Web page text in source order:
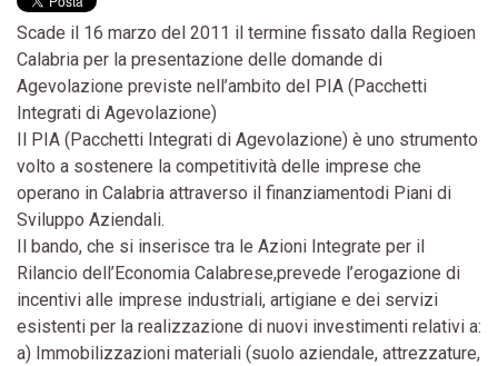
Scade il 16 marzo del 2011 il termine fissato dalla Regioen
Calabria per la presentazione delle domande di
Agevolazione previste nell’ambito del PIA (Pacchetti
Integrati di Agevolazione)
Il PIA (Pacchetti Integrati di Agevolazione) è uno strumento
volto a sostenere la competitività delle imprese che
operano in Calabria attraverso il finanziamentodi Piani di
Sviluppo Aziendali.
Il bando, che si inserisce tra le Azioni Integrate per il
Rilancio dell’Economia Calabrese,prevede l’erogazione di
incentivi alle imprese industriali, artigiane e dei servizi
esistenti per la realizzazione di nuovi investimenti relativi a:
a) Immobilizzazioni materiali (suolo aziendale, attrezzature,